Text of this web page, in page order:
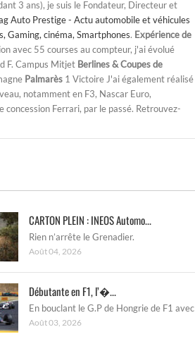
3 ans), je suis le Fondateur, Directeur et
Auto Prestige - Actu automobile et véhicules
Gaming, cinéma, Smartphones. Expérience de
avec 55 courses au compteur, j'ai évolué
F. Campus Mitjet Berlines & Coupes de
Palmarès 1 Victoire J'ai également réalisé
notamment en F3, Nascar Euro,
Ferrari, par le passé. Retrouvez-
CARTON PLEIN : INEOS Automo...
Rien n’arrête le Grenadier.
Août 04, 2026
Débutante en F1, l’�...
En bouclant le G.P de Hongrie de F1 avec
Août 03, 2026